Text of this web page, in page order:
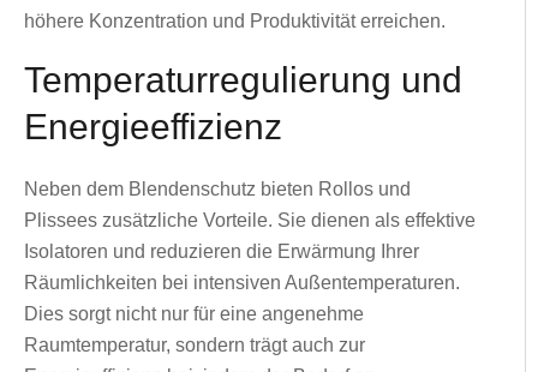
höhere Konzentration und Produktivität erreichen.
Temperaturregulierung und
Energieeffizienz
Neben dem Blendenschutz bieten Rollos und
Plissees zusätzliche Vorteile. Sie dienen als effektive
Isolatoren und reduzieren die Erwärmung Ihrer
Räumlichkeiten bei intensiven Außentemperaturen.
Dies sorgt nicht nur für eine angenehme
Raumtemperatur, sondern trägt auch zur